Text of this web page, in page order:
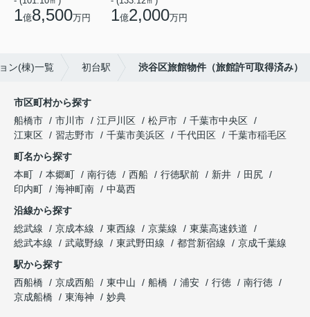
1億8,500万円 1億2,000万円
ン(棟)一覧 初台駅 渋谷区旅館物件（旅館許可取得済み）
市区町村から探す
船橋市
市川市 江戸川区 松戸市
千葉市中央区
江東区
習志野市 千葉市美浜区 千代田区
千葉市稲毛区
町名から探す
本町
本郷町 南行徳 西船 行徳駅前 新井
田尻
印内町
海神町南
中葛西
沿線から探す
総武線
京成本線 東西線 京葉線
東葉高速鉄道
総武本線
武蔵野線 東武野田線 都営新宿線
京成千葉線
駅から探す
西船橋
京成西船 東中山 船橋 浦安 行徳
南行徳
京成船橋
東海神 妙典